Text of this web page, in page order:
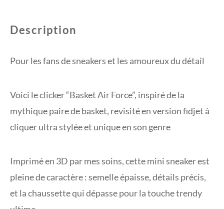
Description
Pour les fans de sneakers et les amoureux du détail
Voici le clicker “Basket Air Force”, inspiré de la
mythique paire de basket, revisité en version fidjet à
cliquer ultra stylée et unique en son genre
Imprimé en 3D par mes soins, cette mini sneaker est
pleine de caractère : semelle épaisse, détails précis,
et la chaussette qui dépasse pour la touche trendy